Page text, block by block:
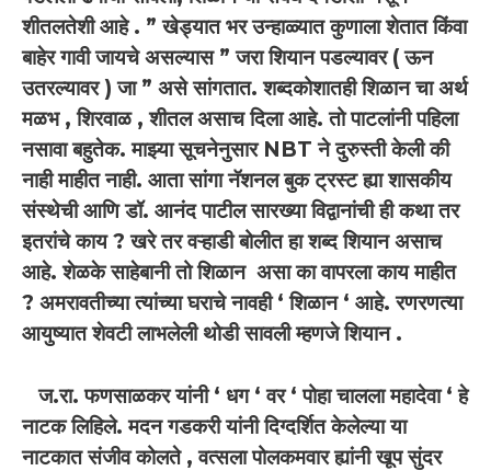
शीतलतेशी आहे . ” खेड्यात भर उन्हाळ्यात कुणाला शेतात किंवा
बाहेर गावी जायचे असल्यास ” जरा शियान पडल्यावर ( ऊन
उतरल्यावर ) जा ” असे सांगतात. शब्दकोशातही शिळान चा अर्थ
मळभ , शिरवाळ , शीतल असाच दिला आहे. तो पाटलांनी पहिला
नसावा बहुतेक. माझ्या सूचनेनुसार NBT ने दुरुस्ती केली की
नाही माहीत नाही. आता सांगा नॅशनल बुक ट्रस्ट ह्या शासकीय
संस्थेची आणि डॉ. आनंद पाटील सारख्या विद्वानांची ही कथा तर
इतरांचे काय ? खरे तर वऱ्हाडी बोलीत हा शब्द शियान असाच
आहे. शेळके साहेबानी तो शिळान असा का वापरला काय माहीत
? अमरावतीच्या त्यांच्या घराचे नावही ‘ शिळान ‘ आहे. रणरणत्या
आयुष्यात शेवटी लाभलेली थोडी सावली म्हणजे शियान .
ज.रा. फणसाळकर यांनी‘ धग ‘वर‘पोहा चालला महादेवा‘हे
नाटक लिहिले. मदन गडकरी यांनी दिग्दर्शित केलेल्या या
नाटकात संजीव कोलते ,वत्सला पोलकमवार ह्यांनी खूप सुंदर